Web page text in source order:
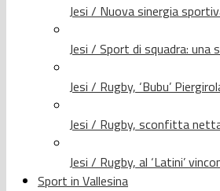
Jesi / Nuova sinergia
Jesi / Sport di squadra: una
Jesi / Rugby, ‘Bubu’
Jesi / Rugby, sconfitta
Jesi / Rugby, al ‘Latini’
Sport in Vallesina